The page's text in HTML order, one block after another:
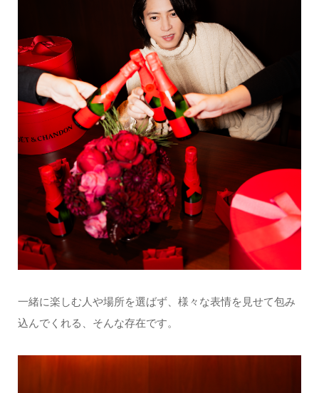
一緒に楽しむ人や場所を選ばず、様々な表情を見せて包み
込んでくれる、そんな存在です。